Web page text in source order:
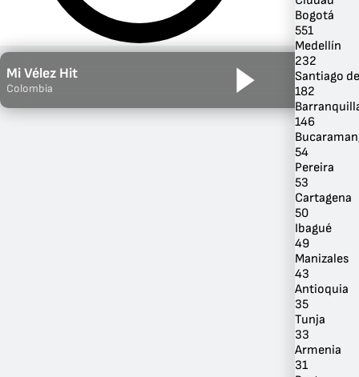
Por Género
Mi Vélez Hit
Colombia
Bogotá
551
Medellín
232
Santiago
182
146
54
Pereira
53
Cartagena
50
Ibagué
49
Manizales
43
Antioquia
35
Tunja
33
Armenia
31